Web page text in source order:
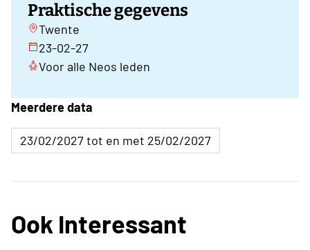
Praktische gegevens
Twente
23-02-27
Voor alle Neos leden
Meerdere data
23/02/2027 tot en met 25/02/2027
Ook Interessant